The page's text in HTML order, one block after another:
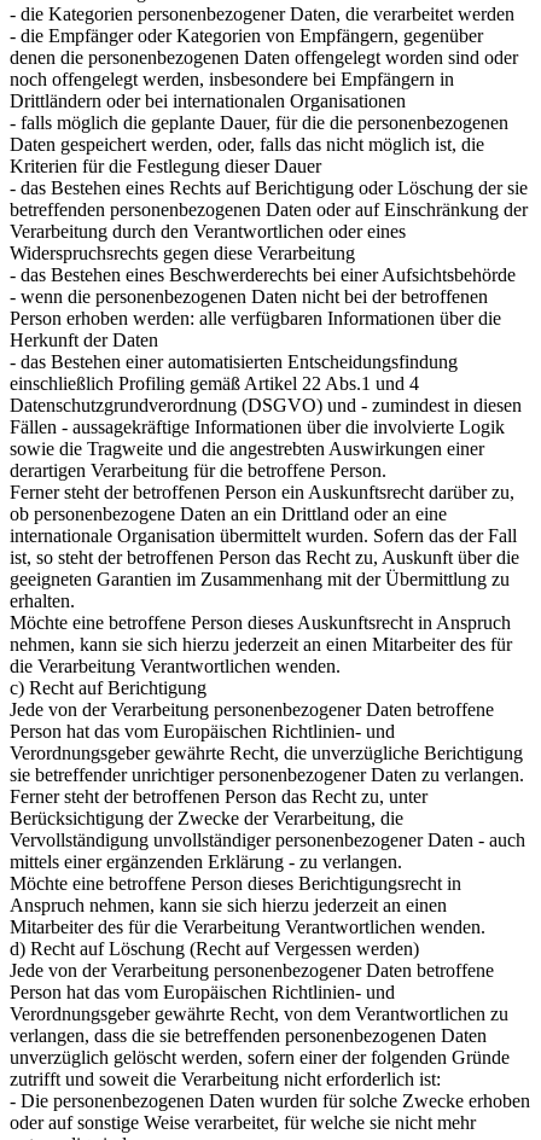
- die Kategorien personenbezogener Daten, die verarbeitet werden
- die Empfänger oder Kategorien von Empfängern, gegenüber
denen die personenbezogenen Daten offengelegt worden sind oder
noch offengelegt werden, insbesondere bei Empfängern in
Drittländern oder bei internationalen Organisationen
- falls möglich die geplante Dauer, für die die personenbezogenen
Daten gespeichert werden, oder, falls das nicht möglich ist, die
Kriterien für die Festlegung dieser Dauer
- das Bestehen eines Rechts auf Berichtigung oder Löschung der sie
betreffenden personenbezogenen Daten oder auf Einschränkung der
Verarbeitung durch den Verantwortlichen oder eines
Widerspruchsrechts gegen diese Verarbeitung
- das Bestehen eines Beschwerderechts bei einer Aufsichtsbehörde
- wenn die personenbezogenen Daten nicht bei der betroffenen
Person erhoben werden: alle verfügbaren Informationen über die
Herkunft der Daten
- das Bestehen einer automatisierten Entscheidungsfindung
einschließlich Profiling gemäß Artikel 22 Abs.1 und 4
Datenschutzgrundverordnung (DSGVO) und - zumindest in diesen
Fällen - aussagekräftige Informationen über die involvierte Logik
sowie die Tragweite und die angestrebten Auswirkungen einer
derartigen Verarbeitung für die betroffene Person.
Ferner steht der betroffenen Person ein Auskunftsrecht darüber zu,
ob personenbezogene Daten an ein Drittland oder an eine
internationale Organisation übermittelt wurden. Sofern das der Fall
ist, so steht der betroffenen Person das Recht zu, Auskunft über die
geeigneten Garantien im Zusammenhang mit der Übermittlung zu
erhalten.
Möchte eine betroffene Person dieses Auskunftsrecht in Anspruch
nehmen, kann sie sich hierzu jederzeit an einen Mitarbeiter des für
die Verarbeitung Verantwortlichen wenden.
c) Recht auf Berichtigung
Jede von der Verarbeitung personenbezogener Daten betroffene
Person hat das vom Europäischen Richtlinien- und
Verordnungsgeber gewährte Recht, die unverzügliche Berichtigung
sie betreffender unrichtiger personenbezogener Daten zu verlangen.
Ferner steht der betroffenen Person das Recht zu, unter
Berücksichtigung der Zwecke der Verarbeitung, die
Vervollständigung unvollständiger personenbezogener Daten - auch
mittels einer ergänzenden Erklärung - zu verlangen.
Möchte eine betroffene Person dieses Berichtigungsrecht in
Anspruch nehmen, kann sie sich hierzu jederzeit an einen
Mitarbeiter des für die Verarbeitung Verantwortlichen wenden.
d) Recht auf Löschung (Recht auf Vergessen werden)
Jede von der Verarbeitung personenbezogener Daten betroffene
Person hat das vom Europäischen Richtlinien- und
Verordnungsgeber gewährte Recht, von dem Verantwortlichen zu
verlangen, dass die sie betreffenden personenbezogenen Daten
unverzüglich gelöscht werden, sofern einer der folgenden Gründe
zutrifft und soweit die Verarbeitung nicht erforderlich ist:
- Die personenbezogenen Daten wurden für solche Zwecke erhoben
oder auf sonstige Weise verarbeitet, für welche sie nicht mehr